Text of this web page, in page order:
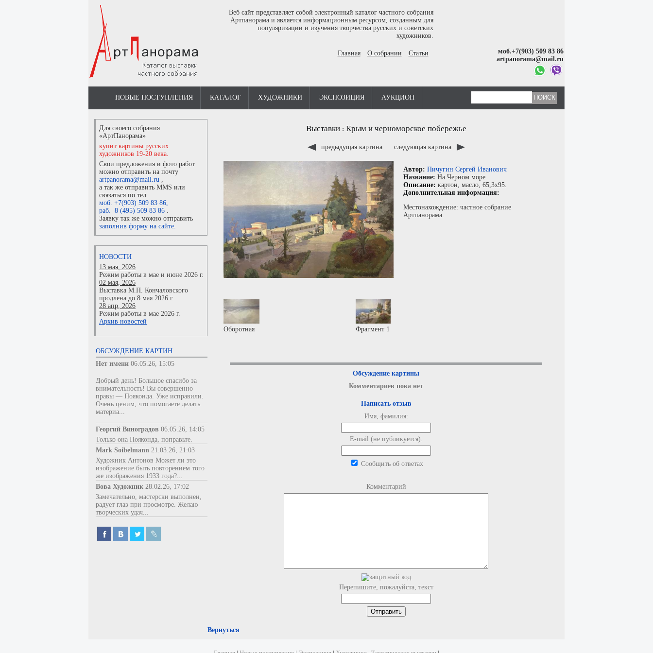
Веб сайт представляет собой электронный каталог частного собрания
Артпанорама и является информационным ресурсом, созданным для
популяризации и изучения творчества русских и советских
художников.
Главная О собрании Статьи
моб.+7(903) 509 83 86
artpanorama@mail.ru
НОВЫЕ ПОСТУПЛЕНИЯ КАТАЛОГ ХУДОЖНИКИ ЭКСПОЗИЦИЯ АУКЦИОН
Для своего собрания
«АртПанорама»
купит картины русских
художников 19-20 века.
Свои предложения и фото работ
можно отправить на почту
artpanorama@mail.ru ,
а так же отправить MMS или
связаться по тел.
моб. +7(903) 509 83 86,
раб. 8 (495) 509 83 86 .
Заявку так же можно отправить
заполнив форму на сайте.
НОВОСТИ
13 мая, 2026
Режим работы в мае и июне 2026 г.
02 мая, 2026
Выставка М.П. Кончаловского
продлена до 8 мая 2026 г.
28 апр, 2026
Режим работы в мае 2026 г.
Архив новостей
ОБСУЖДЕНИЕ КАРТИН
Нет имени 06.05.26, 15:05
Добрый день! Большое спасибо за
внимательность! Вы совершенно
правы — Пояконда. Уже исправили.
Очень ценим, что помогаете делать
материа...
Георгий Виноградов 06.05.26, 14:05
Только она Пояконда, поправьте.
Mark Soibelmann 21.03.26, 21:03
Художник Антонов Может ли это
изображение быть повторением того
же изображения 1933 года?...
Вова Художник 28.02.26, 17:02
Замечательно, мастерски выполнен,
радует глаз при просмотре. Желаю
творческих удач...
Выставки: Крым и черноморское побережье
предыдущая картина следующая картина
Автор: Пичугин Сергей Иванович
Название: На Черном море
Описание: картон, масло, 65,3x95.
Дополнительная информация:
Местонахождение: частное собрание
Артпанорама.
Оборотная Фрагмент 1
Обсуждение картины
Комментариев пока нет
Написать отзыв
Имя, фамилия:
E-mail (не публикуется):
Сообщить об ответах
Комментарий
Перепишите, пожалуйста, текст
Вернуться